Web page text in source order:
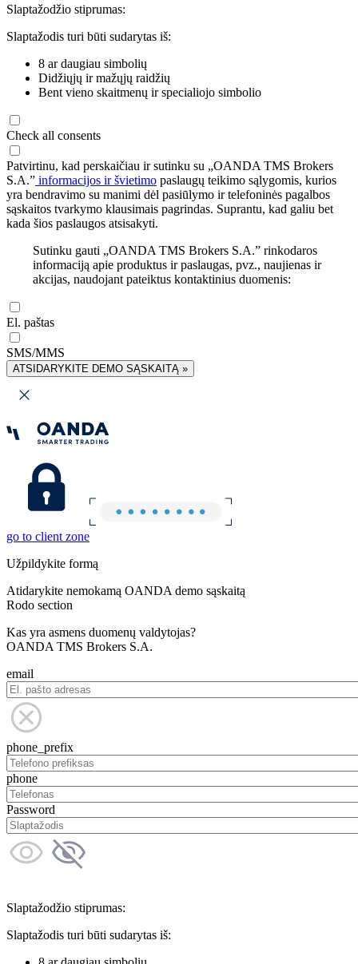
Slaptažodžio stiprumas:
Slaptažodis turi būti sudarytas iš:
8 ar daugiau simbolių
Didžiųjų ir mažųjų raidžių
Bent vieno skaitmenų ir specialiojo simbolio
Check all consents
Patvirtinu, kad perskaičiau ir sutinku su „OANDA TMS Brokers
S.A.” informacijos ir švietimo paslaugų teikimo sąlygomis, kurios
yra bendravimo su manimi dėl pasiūlymo ir telefoninės pagalbos
sąskaitos tvarkymo klausimais pagrindas. Suprantu, kad galiu bet
kada šios paslaugos atsisakyti.
Sutinku gauti „OANDA TMS Brokers S.A.” rinkodaros
informaciją apie produktus ir paslaugas, pvz., naujienas ir
akcijas, naudojant pateiktus kontaktinius duomenis:
El. paštas
SMS/MMS
ATSIDARYKITE DEMO SĄSKAITĄ »
go to client zone
Užpildykite formą
Atidarykite nemokamą OANDA demo sąskaitą
Rodo section
Kas yra asmens duomenų valdytojas?
OANDA TMS Brokers S.A.
email
phone_prefix
phone
Password
Slaptažodžio stiprumas:
Slaptažodis turi būti sudarytas iš: